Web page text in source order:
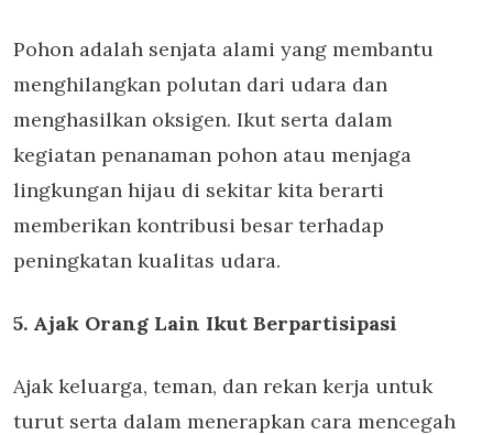
Pohon adalah senjata alami yang membantu
menghilangkan polutan dari udara dan
menghasilkan oksigen. Ikut serta dalam
kegiatan penanaman pohon atau menjaga
lingkungan hijau di sekitar kita berarti
memberikan kontribusi besar terhadap
peningkatan kualitas udara.
5. Ajak Orang Lain Ikut Berpartisipasi
Ajak keluarga, teman, dan rekan kerja untuk
turut serta dalam menerapkan cara mencegah